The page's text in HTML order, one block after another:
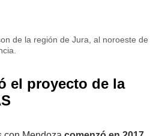
de la región de Jura, al noroeste de
el proyecto de la